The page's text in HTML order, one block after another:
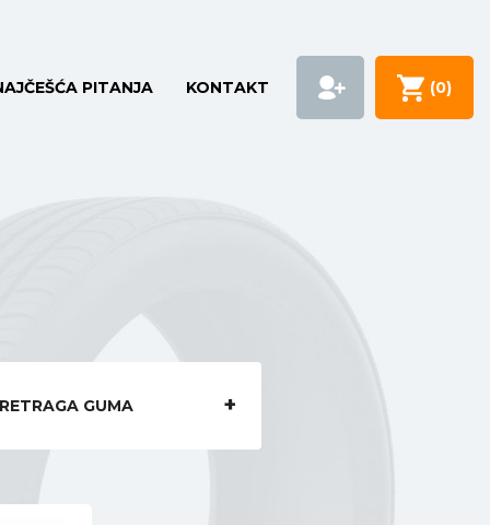
PITANJA KONTAKT (0)
GUMA